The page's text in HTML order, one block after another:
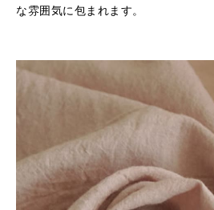
な雰囲気に包まれます。